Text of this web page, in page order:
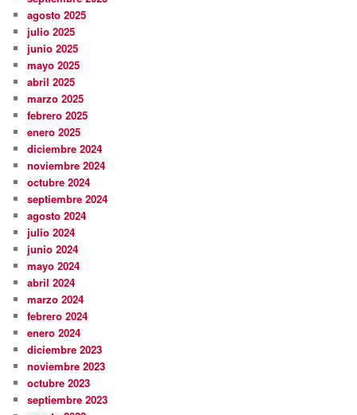
agosto 2025
julio 2025
junio 2025
mayo 2025
abril 2025
marzo 2025
febrero 2025
enero 2025
diciembre 2024
noviembre 2024
octubre 2024
septiembre 2024
agosto 2024
julio 2024
junio 2024
mayo 2024
abril 2024
marzo 2024
febrero 2024
enero 2024
diciembre 2023
noviembre 2023
octubre 2023
septiembre 2023